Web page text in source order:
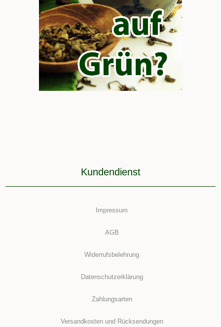
Kundendienst
Impressum
AGB
Widerrufsbelehrung
Datenschutzerklärung
Zahlungsarten
Versandkosten und Rücksendungen